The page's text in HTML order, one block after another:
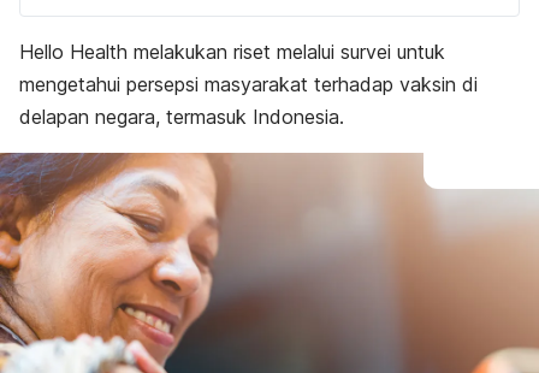
Hello Health melakukan riset melalui survei untuk
mengetahui persepsi masyarakat terhadap vaksin di
delapan negara, termasuk Indonesia.